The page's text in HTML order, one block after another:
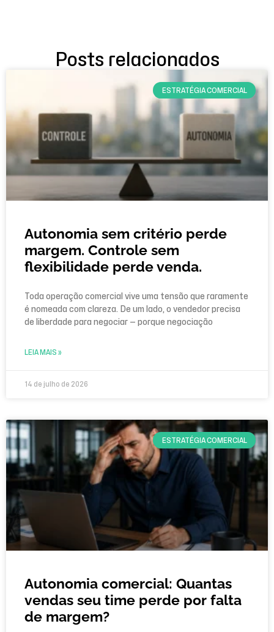
Posts relacionados
ESTRATÉGIA COMERCIAL
Autonomia sem critério perde
margem. Controle sem
flexibilidade perde venda.
Toda operação comercial vive uma tensão que raramente
é nomeada com clareza. De um lado, o vendedor precisa
de liberdade para negociar — porque negociação
LEIA MAIS »
14 de julho de 2026
ESTRATÉGIA COMERCIAL
Autonomia comercial: Quantas
vendas seu time perde por falta
de margem?